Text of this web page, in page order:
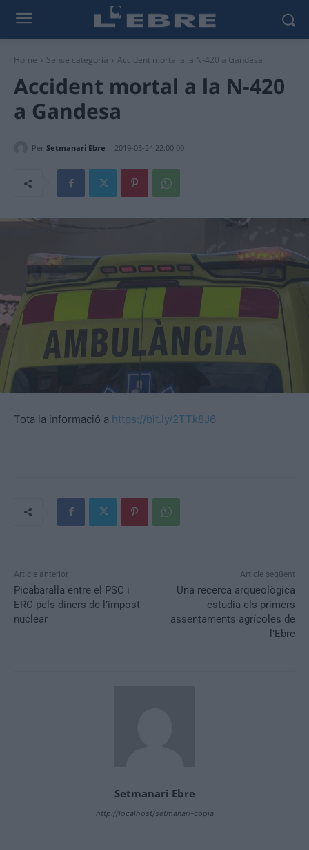
Home Sense categoria Accident mortal a la N-420 a Gandesa
Accident mortal a la N-420
a Gandesa
Per Setmanari Ebre 2019-03-24 22:00:00
Tota la informació a https://bit.ly/2TTk8J6
Article anterior
Picabaralla entre el PSC i
ERC pels diners de l’impost
nuclear
Article següent
Una recerca arqueològica
estudia els primers
assentaments agrícoles de
l’Ebre
Setmanari Ebre
http://localhost/setmanari-copia